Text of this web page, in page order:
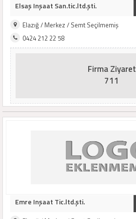
Elsaş Inşaat San.tic.ltd.şti.
Elazığ / Merkez / Semt Seçilmemiş
0424 212 22 58
Firma Ziyaret
711
Emre Inşaat Tic.ltd.şti.